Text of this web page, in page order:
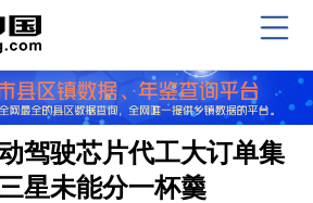
驾驶芯片代工大订单集
星未能分一杯羹